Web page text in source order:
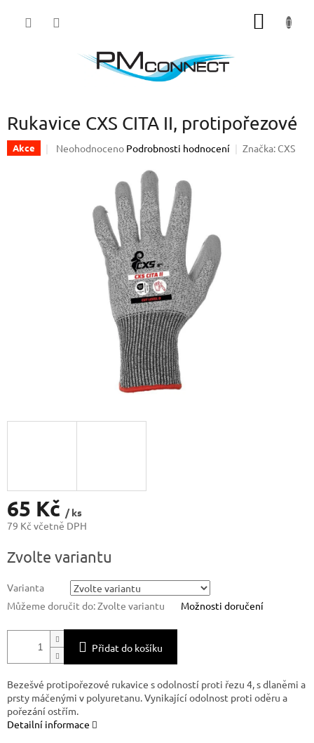
Rukavice CXS CITA II, protipořezové
Akce
Průměrné
hvězdiček.
Neohodnoceno Podrobnosti hodnocení Značka: CXS
65 Kč / ks
79 Kč včetně DPH
cena:
Zvolte variantu
Varianta
Můžeme doručit do:Zvolte variantu Možnosti doručení
Přidat do košíku
Bezešvé protipořezové rukavice s odolností proti řezu 4, s dlaněmi a
prsty máčenými v polyuretanu. Vynikající odolnost proti oděru a
pořezání ostřím.
Detailní informace